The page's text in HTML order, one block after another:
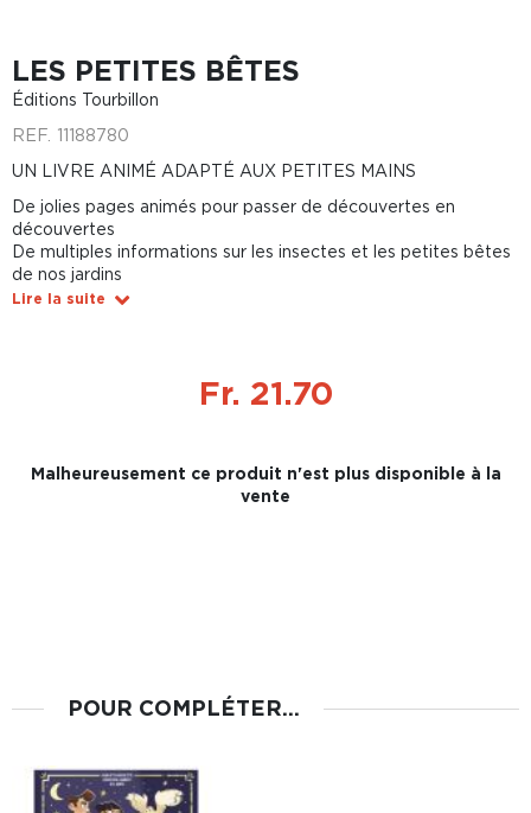
LES PETITES BÊTES
Éditions Tourbillon
REF. 11188780
UN LIVRE ANIMÉ ADAPTÉ AUX PETITES MAINS
De jolies pages animés pour passer de découvertes en
découvertes
De multiples informations sur les insectes et les petites bêtes
de nos jardins
Lire la suite
Fr. 21.70
Malheureusement ce produit n'est plus disponible à la
vente
POUR COMPLÉTER...